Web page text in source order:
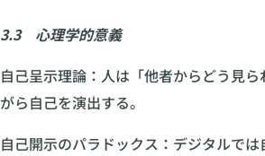
3.3 心理学的意義
自己呈示理論：人は「他者からどう見
がら自己を演出する。
自己開示のパラドックス：デジタルで